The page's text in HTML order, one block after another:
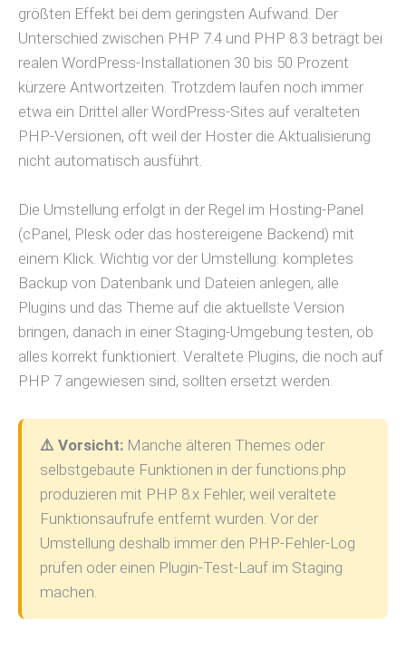
größten Effekt bei dem geringsten Aufwand. Der
Unterschied zwischen PHP 7.4 und PHP 8.3 beträgt bei
realen WordPress-Installationen 30 bis 50 Prozent
kürzere Antwortzeiten. Trotzdem laufen noch immer
etwa ein Drittel aller WordPress-Sites auf veralteten
PHP-Versionen, oft weil der Hoster die Aktualisierung
nicht automatisch ausführt.
Die Umstellung erfolgt in der Regel im Hosting-Panel
(cPanel, Plesk oder das hostereigene Backend) mit
einem Klick. Wichtig vor der Umstellung: kompletes
Backup von Datenbank und Dateien anlegen, alle
Plugins und das Theme auf die aktuellste Version
bringen, danach in einer Staging-Umgebung testen, ob
alles korrekt funktioniert. Veraltete Plugins, die noch auf
PHP 7 angewiesen sind, sollten ersetzt werden.
⚠️ Vorsicht: Manche älteren Themes oder
selbstgebaute Funktionen in der functions.php
produzieren mit PHP 8.x Fehler, weil veraltete
Funktionsaufrufe entfernt wurden. Vor der
Umstellung deshalb immer den PHP-Fehler-Log
prüfen oder einen Plugin-Test-Lauf im Staging
machen.